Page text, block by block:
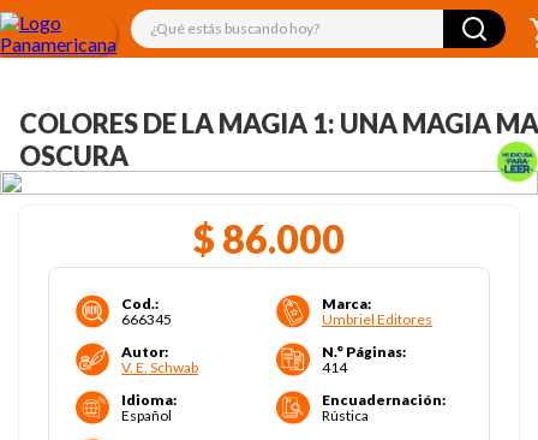
¿Qué estás buscando hoy?
COLORES DE LA MAGIA 1: UNA MAGIA
OSCURA
$ 86.000
Cod.:
666345
Marca:
Umbriel Editores
Autor:
V. E. Schwab
N.° Páginas:
414
Idioma:
Español
Encuadernación:
Rústica